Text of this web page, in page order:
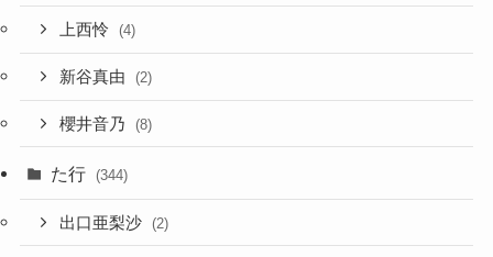
上西怜 (4)
新谷真由 (2)
櫻井音乃 (8)
た行 (344)
出口亜梨沙 (2)